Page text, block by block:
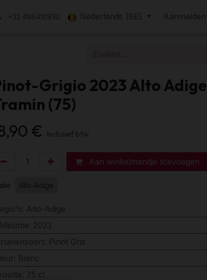
Over Onze tarieven FAQ
+32 496410930 Nederlands (BE) Aanmelden
Grigio 2023 Alto Adige
(75)
€ Inclusief btw
Aan winkelmandje toevoegen
Alto-Adige
2023
: Pinot Gris
Blanc
75 cl